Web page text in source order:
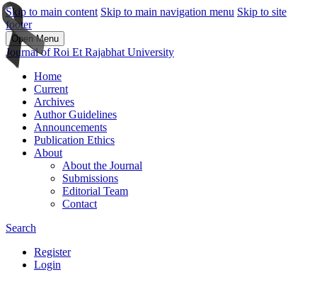
Skip to main content Skip to main navigation menu Skip to site
footer
Open Menu
Journal of Roi Et Rajabhat University
Home
Current
Archives
Author Guidelines
Announcements
Publication Ethics
About
About the Journal
Submissions
Editorial Team
Contact
Search
Register
Login